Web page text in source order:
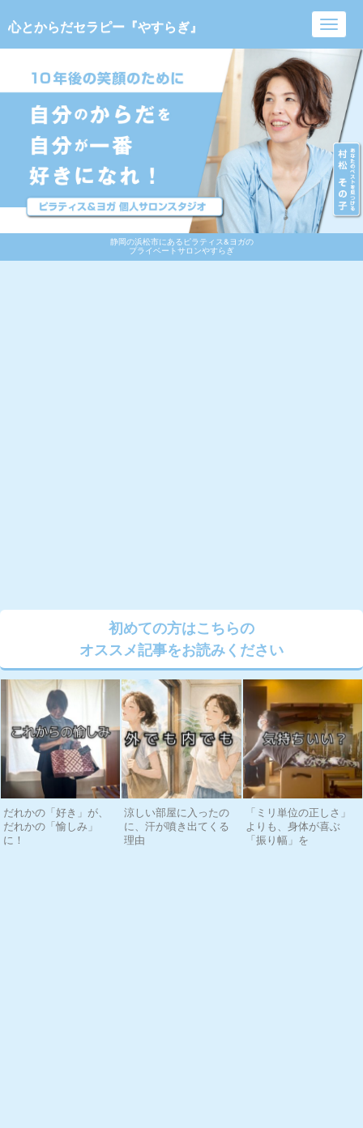
静岡の浜松市にあるピラティス&ヨガの
プライベートサロンやすらぎ
心とからだセラピー『やすらぎ』
初めての方はこちらの
オススメ記事をお読みください
だれかの「好き」が、
だれかの「愉しみ」
に！
涼しい部屋に入ったの
に、汗が噴き出てくる
理由
「ミリ単位の正しさ」
よりも、身体が喜ぶ
「振り幅」を